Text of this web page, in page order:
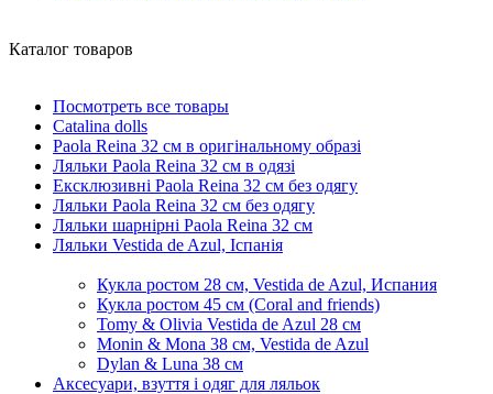
Каталог товаров
Посмотреть все товары
Catalina dolls
Paola Reina 32 см в оригінальному образі
Ляльки Paola Reina 32 см в одязi
Ексклюзивні Paola Reina 32 см без одягу
Ляльки Paola Reina 32 см без одягу
Ляльки шарнiрнi Paola Reina 32 см
Ляльки Vestida de Azul, Iспанiя
Кукла ростом 28 см, Vestida de Azul, Испания
Кукла ростом 45 см (Coral and friends)
Tomy & Olivia Vestida de Azul 28 см
Monin & Mona 38 см, Vestida de Azul
Dylan & Luna 38 см
Аксесуари, взуття і одяг для ляльок